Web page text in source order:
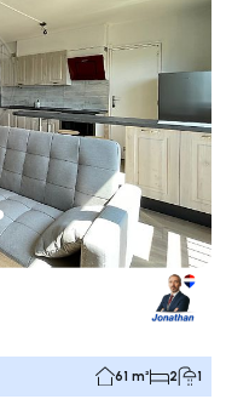
61 m² 2 1